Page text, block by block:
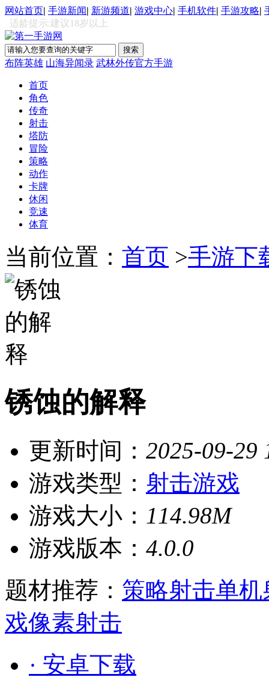
网站首页| 手游新闻| 新游频道| 游戏中心| 手机软件| 手游攻略|
适龄提示:建议18岁以上
布阵英雄 山海异闻录 武林外传官方手游
首页
角色
传奇
射击
塔防
冒险
策略
动作
卡牌
休闲
竞速
体育
当前位置： 首页 >手游下
锈蚀的解释
更新时间： 2025-09-29
游戏类型： 射击游戏
游戏大小： 114.98M
游戏版本： 4.0.0
题材推荐： 策略射击单机
戏像素射击
· 安卓下载